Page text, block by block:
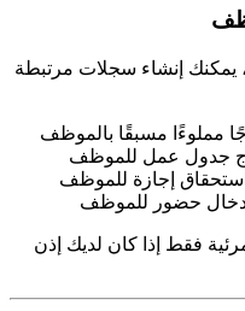
إنشاء سجلات مرتبطة
مملوءًا مسبقًا بالموظف
جدول عمل للموظف
إجازة للموظف
حضور للموظف
فقط إذا كان لديك إذن